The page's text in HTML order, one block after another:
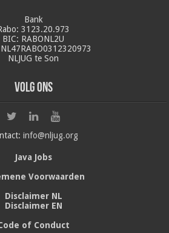
Bank
3123.20.973
BIC: RABONL2U
NLJUG te Son
Volg ons
info@nljug.org
Java Jobs
Voorwaarden
Disclaimer NL
Disclaimer EN
of Conduct